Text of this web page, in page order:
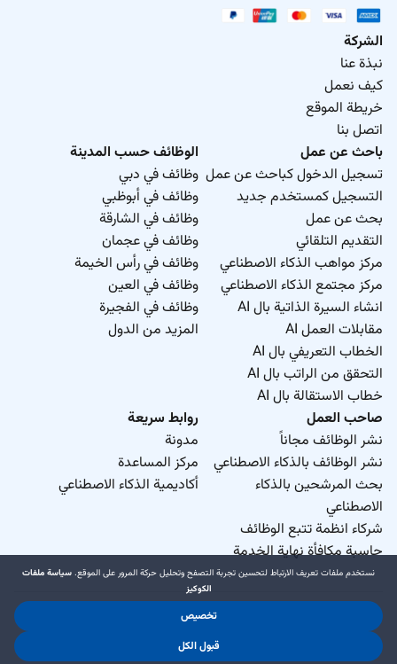
الشركة
نبذة عنا
كيف نعمل
خريطة الموقع
اتصل بنا
باحث عن عمل
تسجيل الدخول كباحث عن عمل
التسجيل كمستخدم جديد
بحث عن عمل
التقديم التلقائي
مركز مواهب الذكاء الاصطناعي
مركز مجتمع الذكاء الاصطناعي
انشاء السيرة الذاتية بال AI
مقابلات العمل AI
الخطاب التعريفي بال AI
التحقق من الراتب بال AI
خطاب الاستقالة بال AI
الوظائف حسب المدينة
وظائف في دبي
وظائف في أبوظبي
وظائف في الشارقة
وظائف في عجمان
وظائف في رأس الخيمة
وظائف في العين
وظائف في الفجيرة
المزيد من الدول
صاحب العمل
نشر الوظائف مجاناً
نشر الوظائف بالذكاء الاصطناعي
بحث المرشحين بالذكاء
الاصطناعي
شركاء انظمة تتبع الوظائف
حاسبة مكافأة نهاية الخدمة
روابط سريعة
مدونة
مركز المساعدة
أكاديمية الذكاء الاصطناعي
سياسة الخصوصية
نستخدم ملفات تعريف الارتباط لتحسين تجربة التصفح وتحليل حركة المرور على الموقع. سياسة ملفات
الكوكيز
تخصيص
قبول الكل